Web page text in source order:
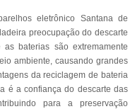
eletrônico Santana de
preocupação do descarte
baterias são extremamente
ambiente, causando grandes
da reciclagem de bateria
é a confiança do descarte das
para a preservação